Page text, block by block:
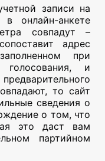
записи на
онлайн-анкете
совпадут –
адрес
при
голосования, и
то сайт
сведения о
о том, что
это даст вам
партийном